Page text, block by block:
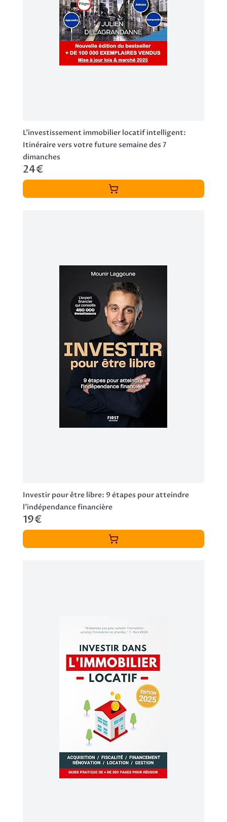
L'investissement immobilier locatif intelligent:
Itinéraire vers votre future semaine des 7
dimanches
24€
Investir pour être libre: 9 étapes pour atteindre
l'indépendance financière
19€